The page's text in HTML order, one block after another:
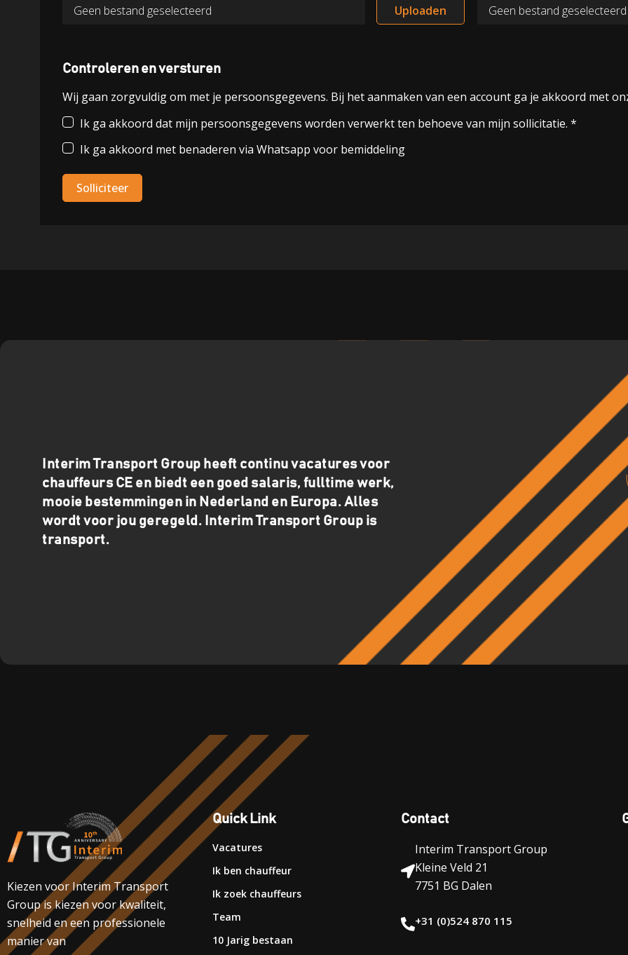
Geen bestand geselecteerd
Uploaden
Geen bestand geselecteerd
Controleren en versturen
Wij gaan zorgvuldig om met je persoonsgegevens. Bij het aanmaken van een account ga je akkoord met
Ik ga akkoord dat mijn persoonsgegevens worden verwerkt ten behoeve van mijn sollicitatie. *
Ik ga akkoord met benaderen via Whatsapp voor bemiddeling
Solliciteer
Interim Transport Group heeft continu vacatures voor
chauffeurs CE en biedt een goed salaris, fulltime werk,
mooie bestemmingen in Nederland en Europa. Alles
wordt voor jou geregeld. Interim Transport Group is
transport.
Kiezen voor Interim Transport
Group is kiezen voor kwaliteit,
snelheid en een professionele
manier van
Quick Link
Vacatures
Ik ben chauffeur
Ik zoek chauffeurs
Team
10 Jarig bestaan
Contact
Interim Transport Group
Kleine Veld 21
7751 BG Dalen
+31 (0)524 870 115